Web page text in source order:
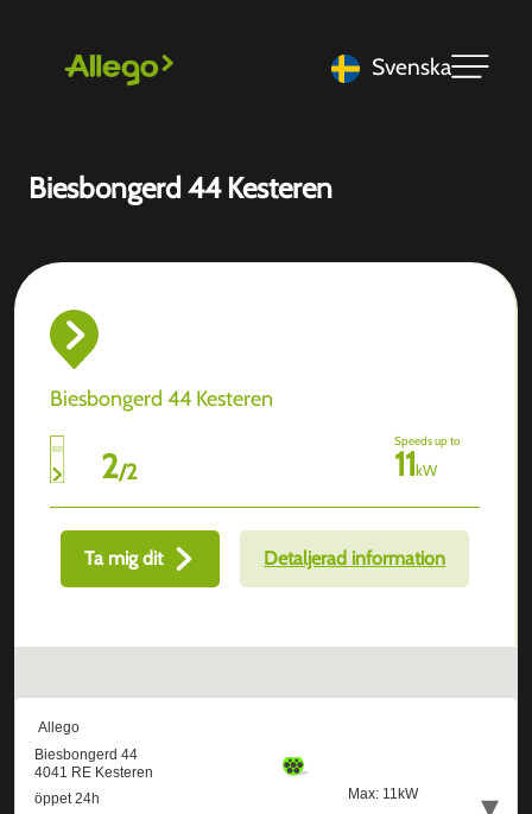
Svenska
Biesbongerd 44 Kesteren
Biesbongerd 44 Kesteren
2/2
Speeds up to
11kW
Ta mig dit Detaljerad information